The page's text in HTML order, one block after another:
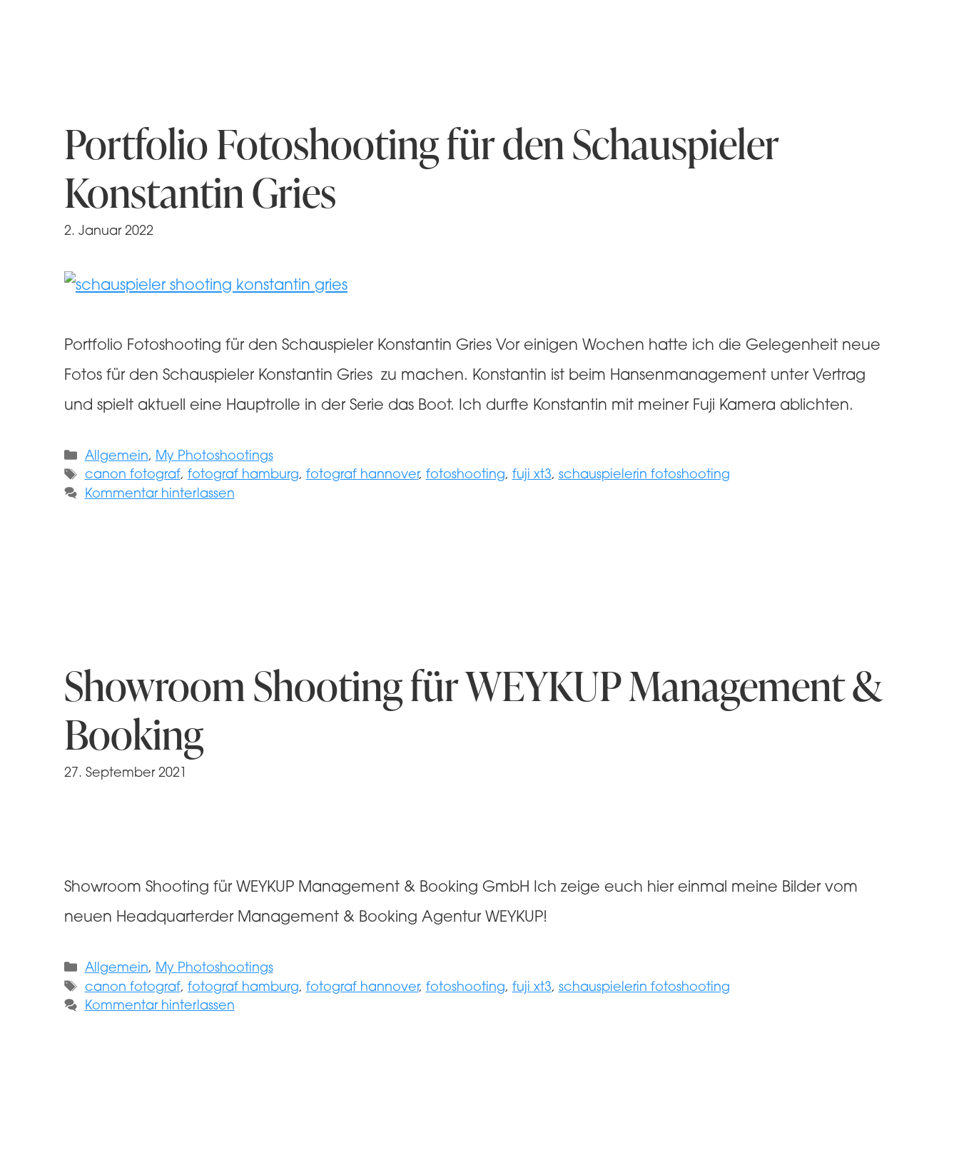
Portfolio Fotoshooting für den Schauspieler
Konstantin Gries
2. Januar 2022
Portfolio Fotoshooting für den Schauspieler Konstantin Gries Vor einigen Wochen hatte ich die Gelegenheit neue
Fotos für den Schauspieler Konstantin Gries zu machen. Konstantin ist beim Hansenmanagement unter Vertrag
und spielt aktuell eine Hauptrolle in der Serie das Boot. Ich durfte Konstantin mit meiner Fuji Kamera ablichten.
Kategorien
Allgemein, My Photoshootings
Schlagwörter
canon fotograf, fotograf hamburg, fotograf hannover, fotoshooting, fuji xt3, schauspielerin fotoshooting
Kommentar hinterlassen
Showroom Shooting für WEYKUP Management &
Booking
27. September 2021
Showroom Shooting für WEYKUP Management & Booking GmbH Ich zeige euch hier einmal meine Bilder vom
neuen Headquarterder Management & Booking Agentur WEYKUP!
Kategorien
Allgemein, My Photoshootings
Schlagwörter
canon fotograf, fotograf hamburg, fotograf hannover, fotoshooting, fuji xt3, schauspielerin fotoshooting
Kommentar hinterlassen